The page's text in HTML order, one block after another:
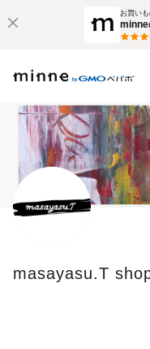
お買い
minne
masayasu.T